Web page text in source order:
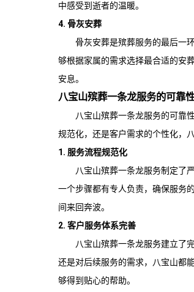
中感受到逝者的温暖。
4. 骨灰安葬
骨灰安葬是殡葬服务的最后一环
够根据家属的需求选择最合适的安
安息。
八宝山殡葬一条龙服务的可靠
八宝山殡葬一条龙服务的可靠
规范化，还是客户需求的个性化，
1. 服务流程规范化
八宝山殡葬一条龙服务制定了
一个步骤都有专人负责，确保服务
间来回奔波。
2. 客户服务体系完善
八宝山殡葬一条龙服务建立了
还是对后续服务的需求，八宝山都
够得到贴心的帮助。